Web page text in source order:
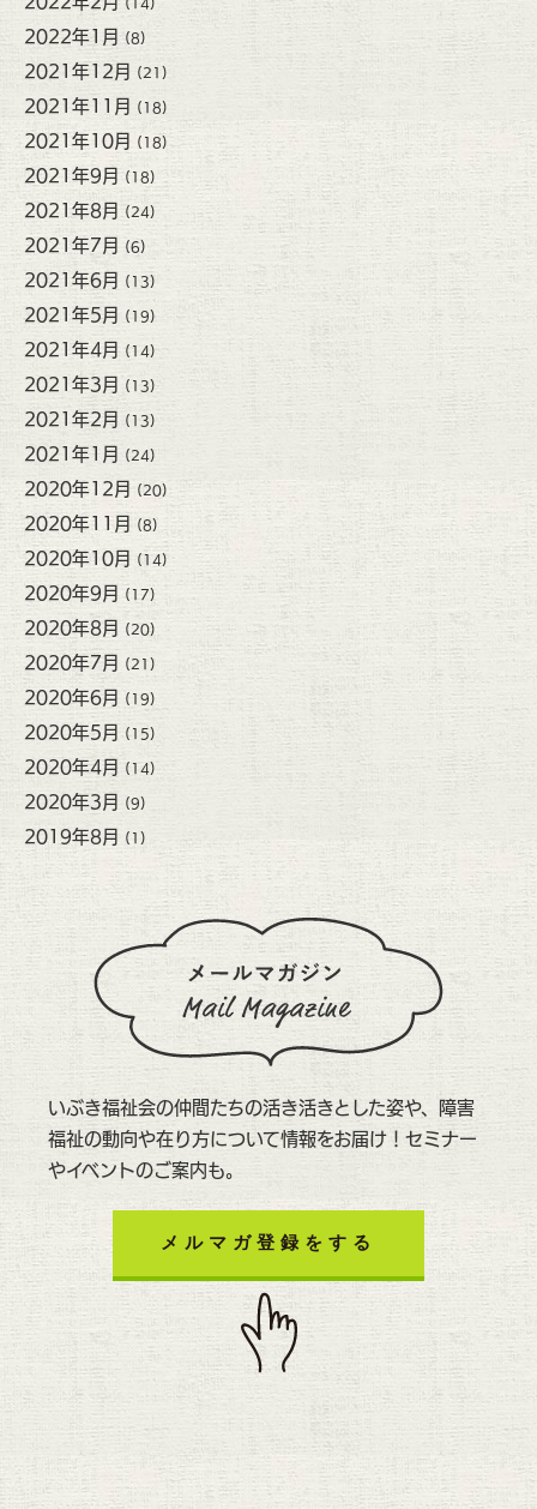
2022年1月 (8)
2021年12月 (21)
2021年11月 (18)
2021年10月 (18)
2021年9月 (18)
2021年8月 (24)
2021年7月 (6)
2021年6月 (13)
2021年5月 (19)
2021年4月 (14)
2021年3月 (13)
2021年2月 (13)
2021年1月 (24)
2020年12月 (20)
2020年11月 (8)
2020年10月 (14)
2020年9月 (17)
2020年8月 (20)
2020年7月 (21)
2020年6月 (19)
2020年5月 (15)
2020年4月 (14)
2020年3月 (9)
2019年8月 (1)
いぶき福祉会の仲間たちの活き活きとした姿や、障害
福祉の動向や在り方について情報をお届け！セミナー
やイベントのご案内も。
メルマガ登録をする